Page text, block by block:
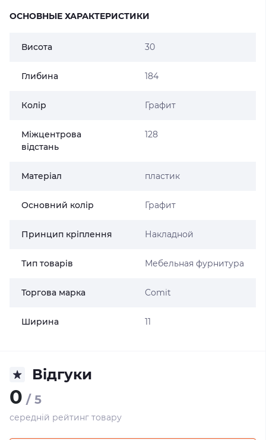
ОСНОВНЫЕ ХАРАКТЕРИСТИКИ
Висота 30
Глибина 184
Колір Графит
Міжцентрова
відстань
128
Матеріал пластик
Основний колір Графит
Принцип кріплення Накладной
Тип товарів Мебельная фурнитура
Торгова марка Comit
Ширина 11
Відгуки
0 / 5
середній рейтинг товару